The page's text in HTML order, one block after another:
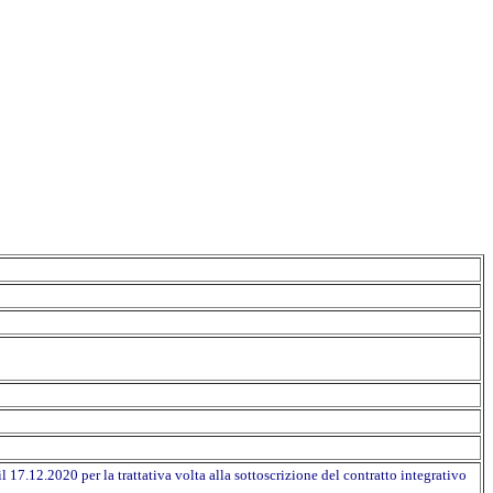
per la trattativa volta alla sottoscrizione del contratto integrativo